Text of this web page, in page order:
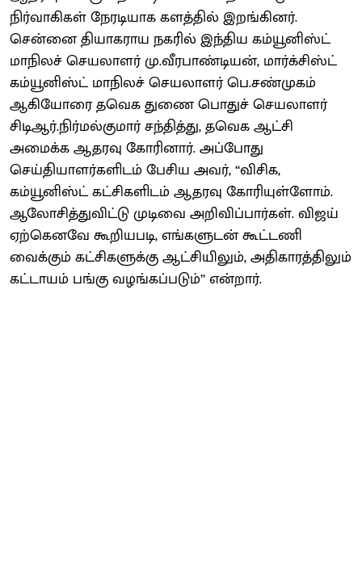
நிர்வாகிகள் நேரடியாக களத்தில் இறங்கினர்.
சென்னை தியாகராய நகரில் இந்திய கம்யூனிஸ்ட்
மாநிலச் செயலாளர் மு.வீரபாண்டியன், மார்க்சிஸ்ட்
கம்யூனிஸ்ட் மாநிலச் செயலாளர் பெ.சண்முகம்
ஆகியோரை தவெக துணை பொதுச் செயலாளர்
சிடிஆர்.நிர்மல்குமார் சந்தித்து, தவெக ஆட்சி
அமைக்க ஆதரவு கோரினார். அப்போது
செய்தியாளர்களிடம் பேசிய அவர், ‘‘விசிக,
கம்யூனிஸ்ட் கட்சிகளிடம் ஆதரவு கோரியுள்ளோம்.
ஆலோசித்துவிட்டு முடிவை அறிவிப்பார்கள். விஜய்
ஏற்கெனவே கூறியபடி, எங்களுடன் கூட்டணி
வைக்கும் கட்சிகளுக்கு ஆட்சியிலும், அதிகாரத்திலும்
கட்டாயம் பங்கு வழங்கப்படும்’’ என்றார்.